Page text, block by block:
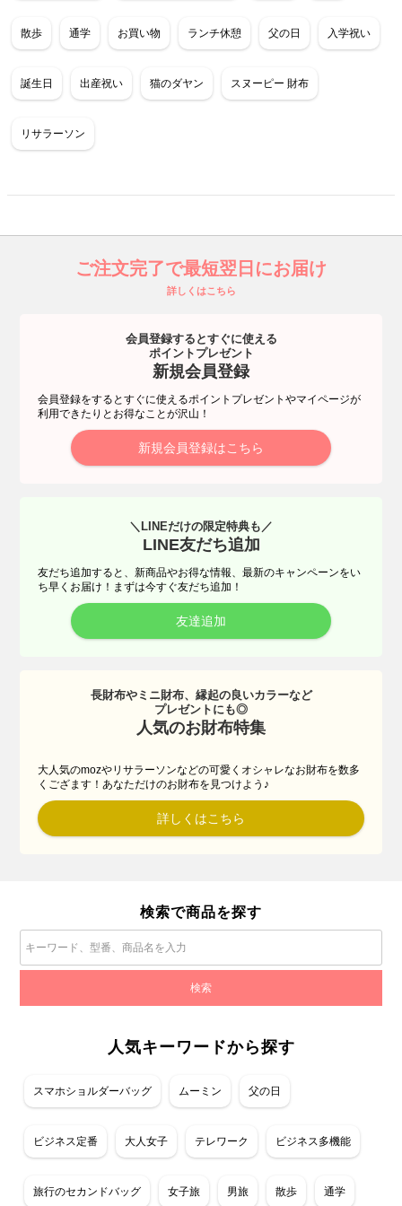
散歩 通学 お買い物 ランチ休憩 父の日 入学祝い
誕生日 出産祝い 猫のダヤン スヌーピー 財布
リサラーソン
ご注文完了で最短翌日にお届け
詳しくはこちら
会員登録するとすぐに使える
ポイントプレゼント
新規会員登録
会員登録をするとすぐに使えるポイントプレゼントやマイページが
利用できたりとお得なことが沢山！
新規会員登録はこちら
＼LINEだけの限定特典も／
LINE友だち追加
友だち追加すると、新商品やお得な情報、最新のキャンペーンをい
ち早くお届け！まずは今すぐ友だち追加！
友達追加
長財布やミニ財布、縁起の良いカラーなど
プレゼントにも◎
人気のお財布特集
大人気のmozやリサラーソンなどの可愛くオシャレなお財布を数多
くござます！あなただけのお財布を見つけよう♪
詳しくはこちら
検索で商品を探す
人気キーワードから探す
スマホショルダーバッグ ムーミン 父の日
ビジネス定番 大人女子 テレワーク ビジネス多機能
旅行のセカンドバッグ 女子旅 男旅 散歩 通学